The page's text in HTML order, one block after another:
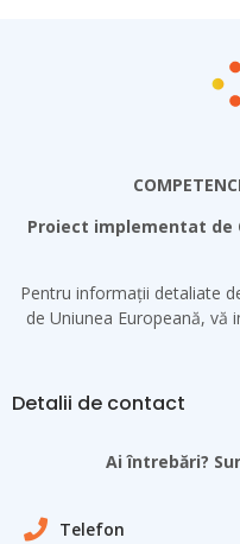
Proiect implementat de
Pentru informații detaliate
de Uniunea Europeană, vă
Detalii de contact
Ai întrebări?
Telefon